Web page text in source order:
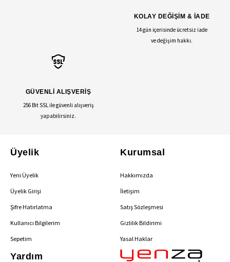
KOLAY DEĞİŞİM & İADE
14 gün içerisinde ücretsiz iade
ve değişim hakkı.
GÜVENLİ ALIŞVERİŞ
256 Bit SSL ile güvenli alışveriş
yapabilirsiniz.
Üyelik
Yeni Üyelik
Üyelik Girişi
Şifre Hatırlatma
Kullanıcı Bilgilerim
Sepetim
Kurumsal
Hakkımızda
İletişim
Satış Sözleşmesi
Gizlilik Bildirimi
Yasal Haklar
Yardım